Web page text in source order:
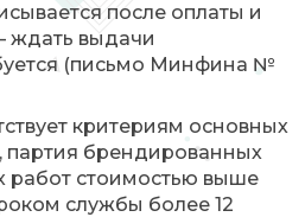
после оплаты и
ждать выдачи
(письмо Минфина №
критериям основных
партия брендированных
работ стоимостью выше
службы более 12